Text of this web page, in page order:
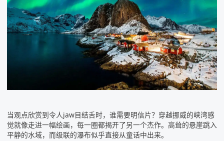
当观点欣赏到令人jaw目结舌时，谁需要明信片？穿越挪威的峡湾感
觉就像走进一幅绘画，每一圈都揭开了另一个杰作。高耸的悬崖跳入
平静的水域，而级联的瀑布似乎直接从童话中出来。